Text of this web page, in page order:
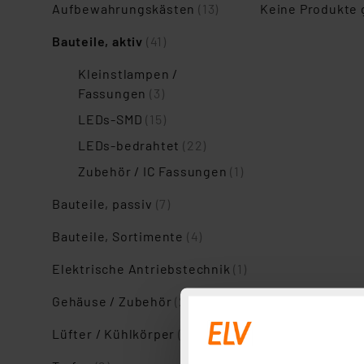
Aufbewahrungskästen(13)
Bauteile, aktiv (41)
Kleinstlampen /
Fassungen(3)
LEDs-SMD(15)
LEDs-bedrahtet(22)
Zubehör / IC Fassungen(1)
Bauteile, passiv (7)
Bauteile, Sortimente (4)
Elektrische Antriebstechnik(1)
Gehäuse / Zubehör(24)
Lüfter / Kühlkörper(2)
Keine Produkte